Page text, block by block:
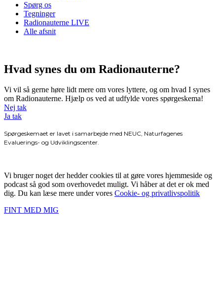
Spørg os
Tegninger
Radionauterne LIVE
Alle afsnit
Hvad synes du om Radionauterne?
Vi vil så gerne høre lidt mere om vores lyttere, og om hvad I synes
om Radionauterne. Hjælp os ved at udfylde vores spørgeskema!
Nej tak
Ja tak
Spørgeskemaet er lavet i samarbejde med NEUC, Naturfagenes
Evaluerings- og Udviklingscenter.
Vi bruger noget der hedder cookies til at gøre vores hjemmeside og
podcast så god som overhovedet muligt. Vi håber at det er ok med
dig. Du kan læse mere under vores Cookie- og privatlivspolitik
FINT MED MIG